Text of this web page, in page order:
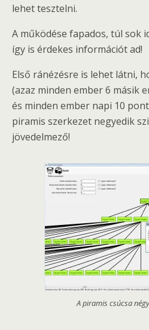
lehet tesztelni.
A működése fapados, túl sok
így is érdekes információt ad!
Első ránézésre is lehet látni,
(azaz minden ember 6 másik
és minden ember napi 10
piramis szerkezet negyedik
jövedelmező!
A piramis csúcsa